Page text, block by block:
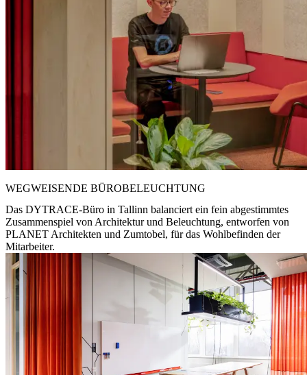
WEGWEISENDE BÜROBELEUCHTUNG
Das DYTRACE-Büro in Tallinn balanciert ein fein abgestimmtes
Zusammenspiel von Architektur und Beleuchtung, entworfen von
PLANET Architekten und Zumtobel, für das Wohlbefinden der
Mitarbeiter.